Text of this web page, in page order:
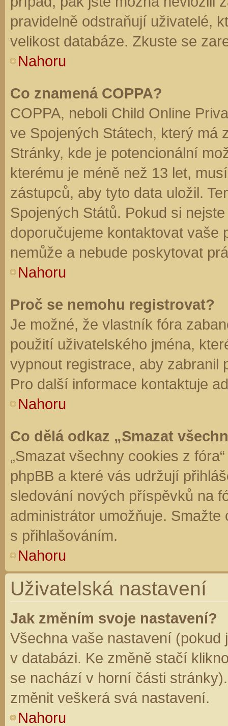
pravidelně odstraňují uživatelé,
velikost databáze. Zkuste se
Nahoru
Co znamená COPPA?
COPPA, neboli Child Online
ve Spojených Státech, který má
Stránky, kde je potencionální
kterému je méně než 13 let,
zástupců, aby tyto data uložil.
Spojených Států. Pokud si
doporučujeme kontaktovat vaše
nemůže a nebude poskytovat
Nahoru
Proč se nemohu registrovat?
Je možné, že vlastník fóra
použití uživatelského jména,
vypnout registrace, aby zabranil
Pro další informace kontaktuje
Nahoru
Co dělá odkaz „Smazat
„Smazat všechny cookies z
phpBB a které vás udržují
sledování nových příspěvků na
administrátor umožňuje.
s přihlašováním.
Nahoru
Uživatelská nastavení
Jak změním svoje nastavení?
Všechna vaše nastavení (pokud
v databázi. Ke změně stačí
se nachází v horní části
změnit veškerá svá nastavení.
Nahoru